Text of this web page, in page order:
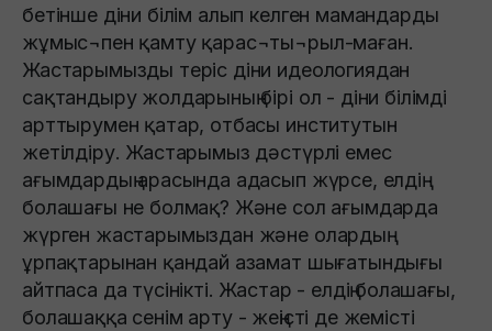
бетінше діни білім алып келген мамандарды
жұмыс¬пен қамту қарас¬ты¬рыл-маған.
Жастарымызды теріс діни идеологиядан
сақтандыру жолдарының бірі ол - діни білімді
арттырумен қатар, отбасы институтын
жетілдіру. Жастарымыз дәстүрлі емес
ағымдардың арасында адасып жүрсе, елдің
болашағы не болмақ? Және сол ағымдарда
жүрген жастарымыздан және олардың
ұрпақтарынан қандай азамат шығатындығы
айтпаса да түсінікті. Жастар - елдің болашағы,
болашаққа сенім арту - жеңісті де жемісті